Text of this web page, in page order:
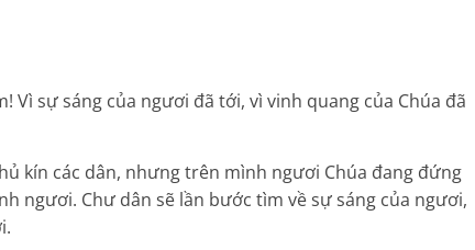
Vì sự sáng của ngươi đã tới, vì vinh quang của Chúa đã
kín các dân, nhưng trên mình ngươi Chúa đang đứng
ngươi. Chư dân sẽ lần bước tìm về sự sáng của ngươi,